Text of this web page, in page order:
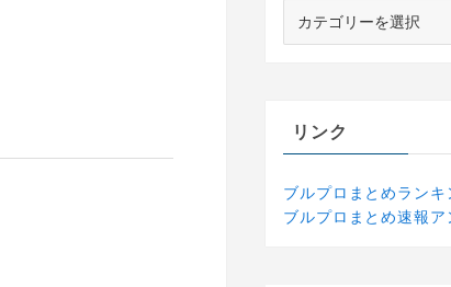
リンク
ブルプロまとめランキ
ブルプロまとめ速報ア